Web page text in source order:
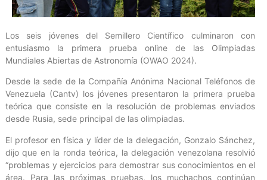
Los seis jóvenes del Semillero Científico culminaron con
entusiasmo la primera prueba online de las Olimpiadas
Mundiales Abiertas de Astronomía (OWAO 2024).
Desde la sede de la Compañía Anónima Nacional Teléfonos de
Venezuela (Cantv) los jóvenes presentaron la primera prueba
teórica que consiste en la resolución de problemas enviados
desde Rusia, sede principal de las olimpiadas.
El profesor en física y líder de la delegación, Gonzalo Sánchez,
dijo que en la ronda teórica, la delegación venezolana resolvió
“problemas y ejercicios para demostrar sus conocimientos en el
área. Para las próximas pruebas, los muchachos continúan